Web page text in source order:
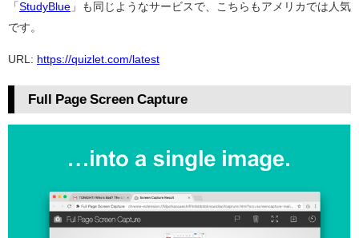
「 StudyBlue 」も同じようなサービスで、こちらもアメリカでは人気
です。
URL: https://quizlet.com/latest
Full Page Screen Capture